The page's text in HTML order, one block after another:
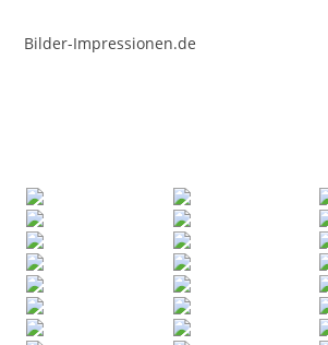
Bilder-Impressionen.de